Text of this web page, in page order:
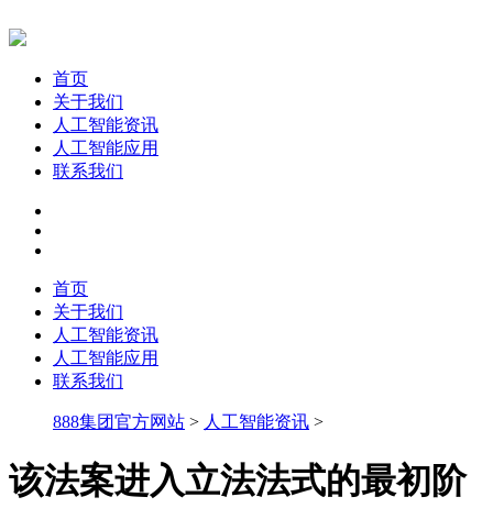
首页
关于我们
人工智能资讯
人工智能应用
联系我们
首页
关于我们
人工智能资讯
人工智能应用
联系我们
888集团官方网站 > 人工智能资讯 >
该法案进入立法法式的最初阶